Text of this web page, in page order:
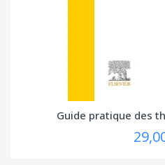
Guide pratique des